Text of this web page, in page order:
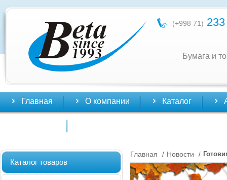
(+998 71)
Бумага и
Главная О компании Каталог
Каталог товаров
Главная / Новости /